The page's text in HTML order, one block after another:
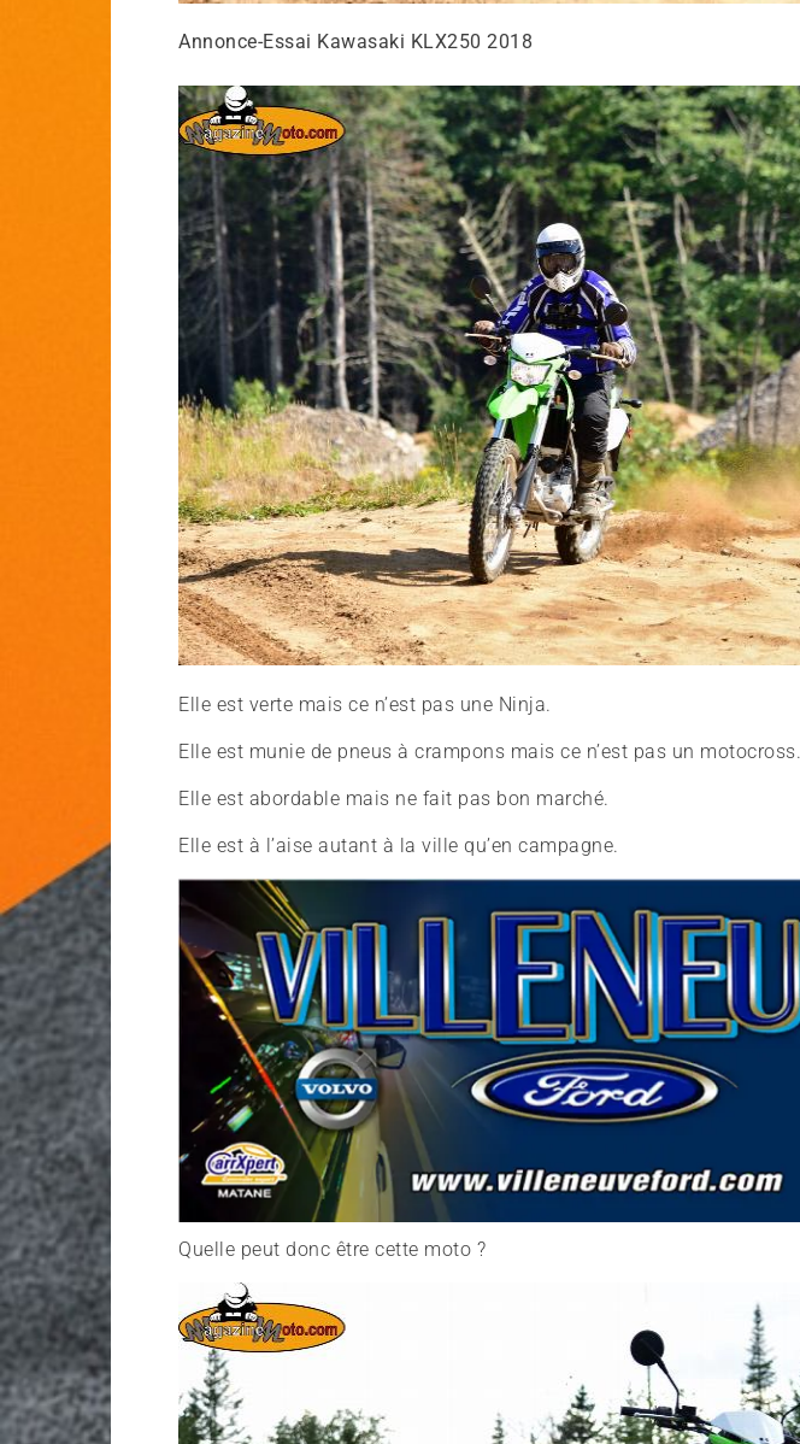
Annonce-Essai Kawasaki KLX250 2018
Elle est verte mais ce n’est pas une Ninja.
Elle est munie de pneus à crampons mais ce n’est pas un motocross.
Elle est abordable mais ne fait pas bon marché.
Elle est à l’aise autant à la ville qu’en campagne.
Quelle peut donc être cette moto ?